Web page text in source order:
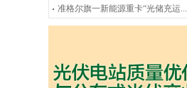
准格尔旗一新能源重卡“光储充运...